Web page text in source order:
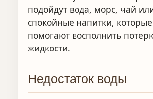
подойдут вода, морс, чай
спокойные напитки, которые
помогают восполнить
жидкости.
Недостаток воды